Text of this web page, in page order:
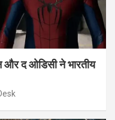
और द ओडिसी ने भारतीय